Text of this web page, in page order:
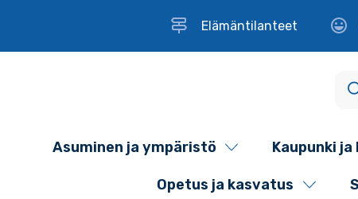
Elämäntilanteet
Asuminen ja ympäristö Kaupunki
Opetus ja kasvatus